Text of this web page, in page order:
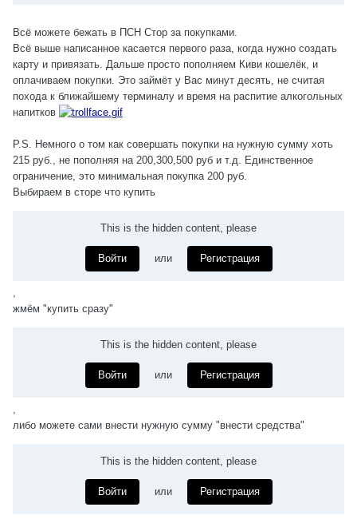
Всё можете бежать в ПСН Стор за покупками.
Всё выше написанное касается первого раза, когда нужно создать
карту и привязать. Дальше просто пополняем Киви кошелёк, и
оплачиваем покупки. Это займёт у Вас минут десять, не считая
похода к ближайшему терминалу и время на распитие алкогольных
напитков
P.S. Немного о том как совершать покупки на нужную сумму хоть
215 руб., не пополняя на 200,300,500 руб и т.д. Единственное
ограничение, это минимальная покупка 200 руб.
Выбираем в сторе что купить
This is the hidden content, please
Войти или Регистрация
,
жмём "купить сразу"
This is the hidden content, please
Войти или Регистрация
,
либо можете сами внести нужную сумму "внести средства"
This is the hidden content, please
Войти или Регистрация